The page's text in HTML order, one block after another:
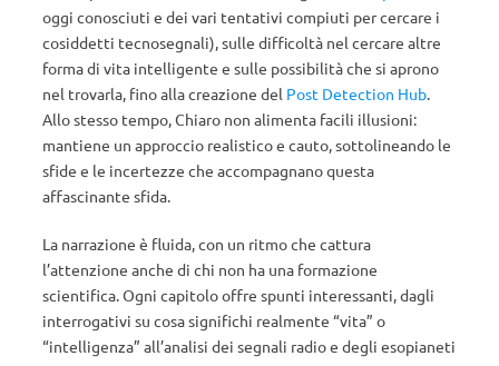
oggi conosciuti e dei vari tentativi compiuti per cercare i
cosiddetti tecnosegnali), sulle difficoltà nel cercare altre
forma di vita intelligente e sulle possibilità che si aprono
nel trovarla, fino alla creazione del Post Detection Hub.
Allo stesso tempo, Chiaro non alimenta facili illusioni:
mantiene un approccio realistico e cauto, sottolineando le
sfide e le incertezze che accompagnano questa
affascinante sfida.
La narrazione è fluida, con un ritmo che cattura
l’attenzione anche di chi non ha una formazione
scientifica. Ogni capitolo offre spunti interessanti, dagli
interrogativi su cosa significhi realmente “vita” o
“intelligenza” all’analisi dei segnali radio e degli esopianeti